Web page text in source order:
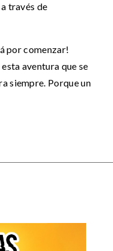
través de
por comenzar!
aventura que se
siempre. Porque un